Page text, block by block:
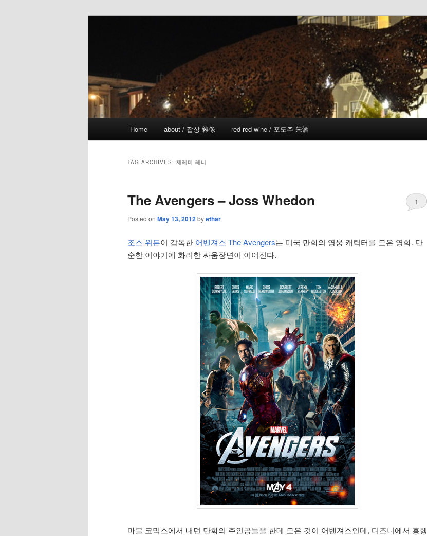
Home about / 잡상 雜像 red red wine / 포도주 朱酒
TAG ARCHIVES: 제레미 레너
The Avengers – Joss Whedon
Posted on May 13, 2012byethar
1
조스 위든이 감독한 어벤져스 The Avengers는 미국 만화의 영웅 캐릭터를 모은 영화. 단
순한 이야기에 화려한 싸움장면이 이어진다.
마블 코믹스에서 내던 만화의 주인공들을 한데 모은 것이 어벤져스인데, 디즈니에서 흥행